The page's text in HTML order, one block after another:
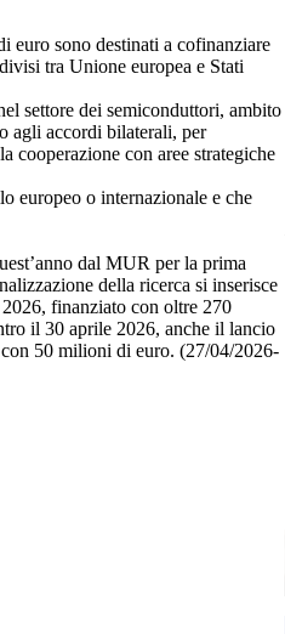
euro sono destinati a cofinanziare
tra Unione europea e Stati
settore dei semiconduttori, ambito
agli accordi bilaterali, per
cooperazione con aree strategiche
europeo o internazionale e che
dal MUR per la prima
della ricerca si inserisce
finanziato con oltre 270
il 30 aprile 2026, anche il lancio
50 milioni di euro. (27/04/2026-